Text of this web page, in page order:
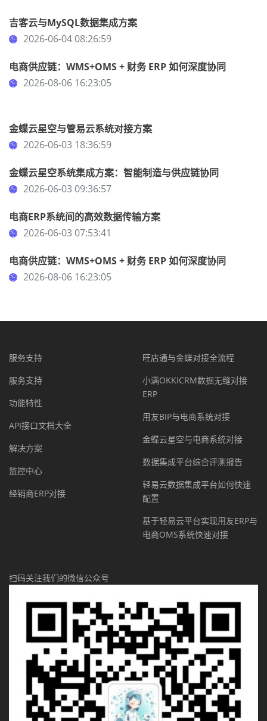
吉客云与MySQL数据集成方案
2026-06-04 08:26:59
电商供应链：WMS+OMS + 财务 ERP 如何深度协同
2026-08-06 16:23:05
金蝶云星空与管易云系统对接方案
2026-06-03 18:36:59
金蝶云星空系统集成方案：智能制造与供应链协同
2026-06-03 09:36:57
电商ERP系统间的高效数据传输方案
2026-06-03 07:53:41
电商供应链：WMS+OMS + 财务 ERP 如何深度协同
2026-08-06 16:23:05
服务支持
服务支持
功能特性
API接口文档大全
解决方案
监控中心
经销商ERP对接
旺店通与金蝶对接全流程
小满OKKICRM数据无缝对接
ERP
用友BIP与电商系统对接
金蝶云星空与电商系统对接
数据集成平台综合评测报告
轻易云数据集成平台如何快速
配置
基于轻易云平台实现用友ERP与
电商OMS系统快速对接
扫码关注我们的微信公众号